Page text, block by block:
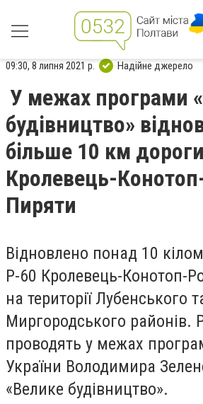
09:30, 8 липня 2021 р. Надійне джерело
У межах програми
будівництво»
більше 10 км
Кролевець-
Пиряти
Відновлено понад 10
Р-60 Кролевець-Конотоп-
на території Лубенського
Миргородського районів.
проводять у межах
України Володимира
«Велике будівництво».